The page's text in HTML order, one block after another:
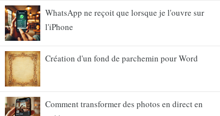
WhatsApp ne reçoit que lorsque je l'ouvre sur
l'iPhone
Création d'un fond de parchemin pour Word
Comment transformer des photos en direct en